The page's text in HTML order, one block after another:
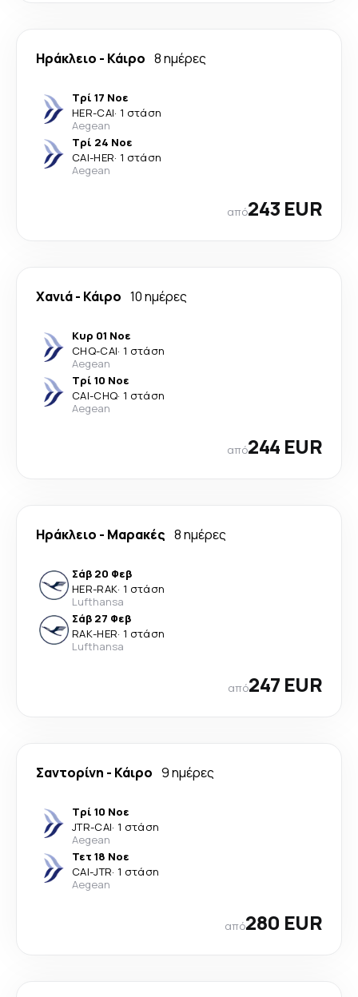
Ηράκλειο - Κάιρο 8 ημέρες
Τρί 17 Νοε
HER-CAI· 1 στάση
Aegean
Τρί 24 Νοε
CAI-HER· 1 στάση
Aegean
από243 EUR
Χανιά- Κάιρο 10 ημέρες
Κυρ 01 Νοε
CHQ-CAI· 1 στάση
Aegean
Τρί 10 Νοε
CAI-CHQ· 1 στάση
Aegean
από244 EUR
Ηράκλειο - Μαρακές 8 ημέρες
Σάβ 20 Φεβ
HER-RAK· 1 στάση
Lufthansa
Σάβ 27 Φεβ
RAK-HER· 1 στάση
Lufthansa
από247 EUR
Σαντορίνη - Κάιρο 9 ημέρες
Τρί 10 Νοε
JTR-CAI· 1 στάση
Aegean
Τετ 18 Νοε
CAI-JTR· 1 στάση
Aegean
από280 EUR